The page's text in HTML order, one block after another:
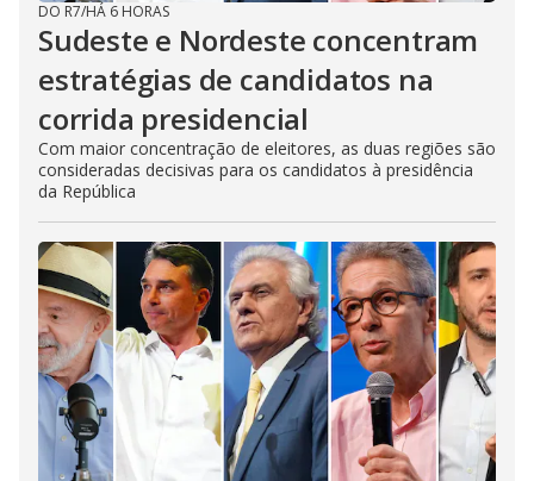
DO R7/HÁ 6 HORAS
Sudeste e Nordeste concentram
estratégias de candidatos na
corrida presidencial
Com maior concentração de eleitores, as duas regiões são
consideradas decisivas para os candidatos à presidência
da República